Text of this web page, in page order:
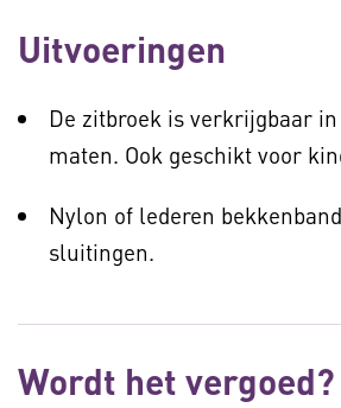
Uitvoeringen
De zitbroek is verkrijgbaar
maten. Ook geschikt voor
Nylon of lederen
sluitingen.
Wordt het vergoed?